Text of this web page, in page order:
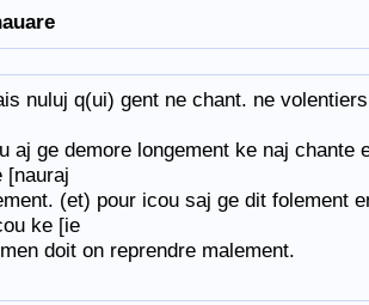
nuluj q(ui) gent ne chant. ne
aj ge demore longement ke naj chante
[nauraj
(et) pour icou saj ge dit folement
ke [ie
doit on reprendre malement.